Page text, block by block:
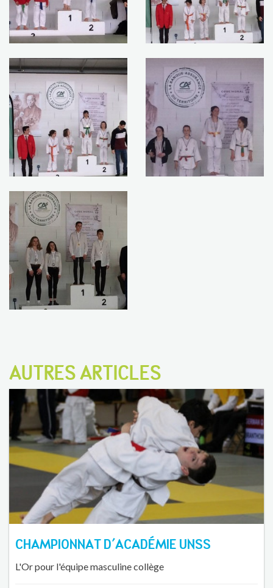
AUTRES ARTICLES
CHAMPIONNAT D'ACADÉMIE UNSS
L'Or pour l'équipe masculine collège